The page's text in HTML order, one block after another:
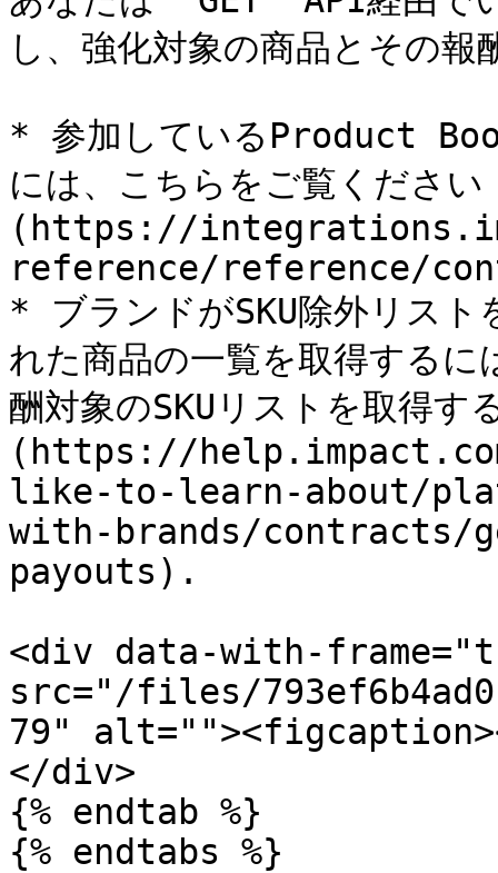
し、強化対象の商品とその報
* 参加しているProduct
には、こちらをご覧くださ
(https://
reference/reference/
* ブランドがSKU除外リスト
れた商品の一覧を取得する
酬対象のSKUリストを取得す
(https://
like-to-learn-about/
with-brands/
payouts).
<div data-with-
src="/files/
79"
</div>
{% endtab %}
{% endtabs %}